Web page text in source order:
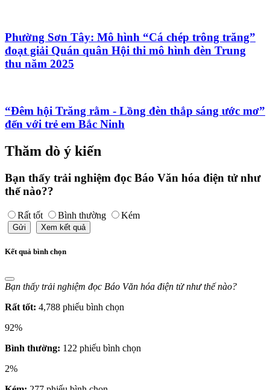
Phường Sơn Tây: Mô hình “Cá chép trông trăng”
đoạt giải Quán quân Hội thi mô hình đèn Trung
thu năm 2025
“Đêm hội Trăng rằm - Lồng đèn thắp sáng ước mơ”
đến với trẻ em Bắc Ninh
Thăm dò ý kiến
Bạn thấy trải nghiệm đọc Báo Văn hóa điện tử như
thế nào??
Rất tốt Bình thường Kém
Gửi Xem kết quả
Kết quả bình chọn
Bạn thấy trải nghiệm đọc Báo Văn hóa điện tử như thế nào?
Rất tốt: 4,788 phiếu bình chọn
92%
Bình thường: 122 phiếu bình chọn
2%